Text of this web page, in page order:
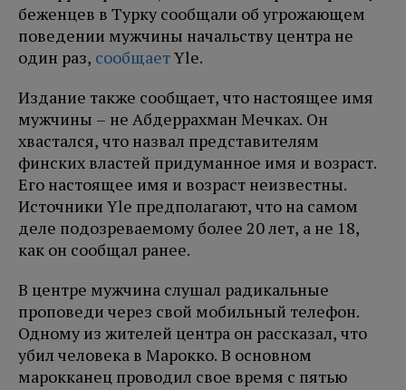
беженцев в Турку сообщали об угрожающем
поведении мужчины начальству центра не
один раз, сообщаетYle.
Издание также сообщает, что настоящее имя
мужчины – не Абдеррахман Мечках. Он
хвастался, что назвал представителям
финских властей придуманное имя и возраст.
Его настоящее имя и возраст неизвестны.
Источники Yle предполагают, что на самом
деле подозреваемому более 20 лет, а не 18,
как он сообщал ранее.
В центре мужчина слушал радикальные
проповеди через свой мобильный телефон.
Одному из жителей центра он рассказал, что
убил человека в Марокко. В основном
марокканец проводил свое время с пятью